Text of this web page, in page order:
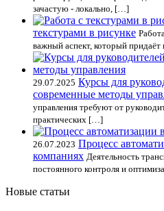
зачастую - локально, […]
текстурами в рисунке
важный аспект, который
29.07.2025 Курсы для
современные методы
управления требуют от
практических […]
26.07.2023 Процесс
компаниях Деятельность
постоянного контроля и
Новые статьи